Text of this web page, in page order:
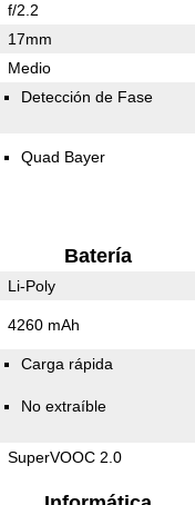
f/2.2
17mm
Medio
Detección de Fase
Quad Bayer
Batería
Li-Poly
4260 mAh
Carga rápida
No extraíble
SuperVOOC 2.0